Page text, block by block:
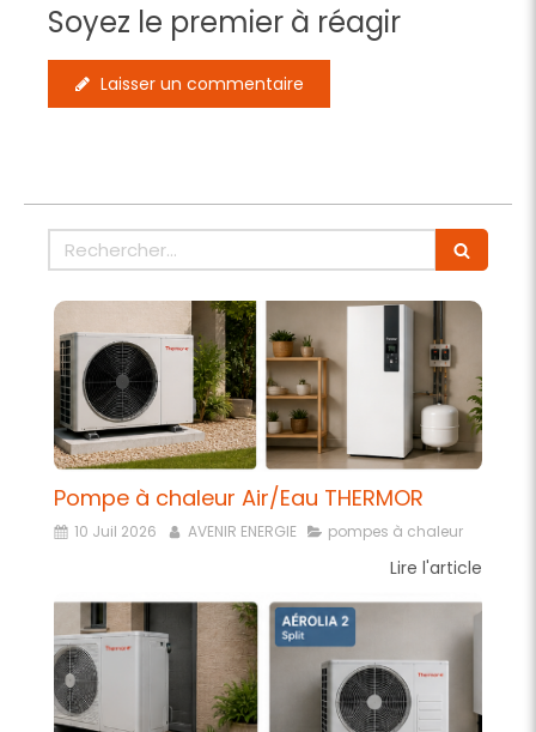
Soyez le premier à réagir
Laisser un commentaire
Rechercher
Pompe à chaleur Air/Eau THERMOR
10 Juil 2026 AVENIR ENERGIE pompes à chaleur
Lire l'article